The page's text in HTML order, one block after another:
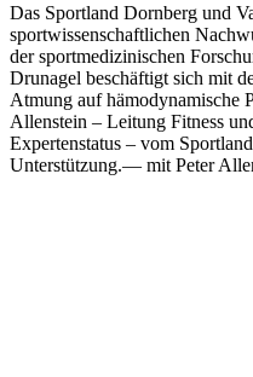
Das Sportland Dornberg und
sportwissenschaftlichen
der sportmedizinischen
Drunagel beschäftigt sich mit
Atmung auf hämodynamische
Allenstein – Leitung Fitness
Expertenstatus – vom
Unterstützung.— mit Peter